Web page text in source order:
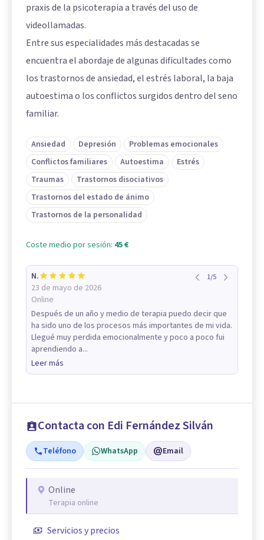
praxis de la psicoterapia a través del uso de
videollamadas.
Entre sus especialidades más destacadas se
encuentra el abordaje de algunas dificultades como
los trastornos de ansiedad, el estrés laboral, la baja
autoestima o los conflictos surgidos dentro del seno
familiar.
Ansiedad Depresión
Problemas emocionales
Conflictos familiares
Autoestima
Estrés
Traumas
Trastornos disociativos
Trastornos del estado de ánimo
Trastornos de la personalidad
Coste medio por sesión: 45 €
N.
23 de mayo de 2026
Online
1/5
Después de un año y medio de terapia puedo decir que
ha sido uno de los procesos más importantes de mi vida.
Llegué muy perdida emocionalmente y poco a poco fui
aprendiendo a...
Leer más
Contacta con Edi Fernández Silván
Teléfono WhatsApp Email
Online
Terapia online
Servicios y precios